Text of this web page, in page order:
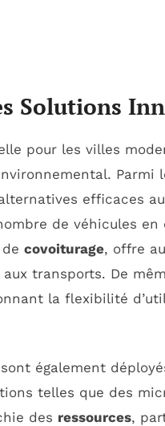
Solutions
pour les villes
Parmi
efficaces
de véhicules
covoiturage, offre
transports. De
la flexibilité
également
telles que des
des ressources,